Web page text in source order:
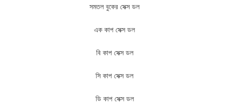
সমতল বুকের সেক্স ডল
এক কাপ সেক্স ডল
বি কাপ সেক্স ডল
সি কাপ সেক্স ডল
ডি কাপ সেক্স ডল